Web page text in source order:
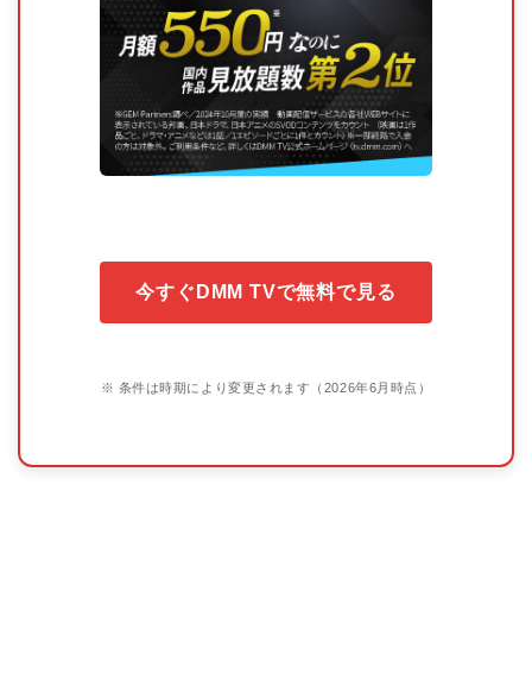
今すぐDMM TVで無料で見る
※ 条件は時期により変更されます（2026年6月時点）